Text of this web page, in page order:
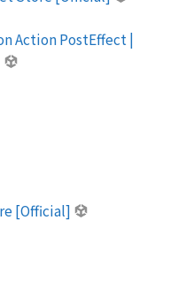
Action PostEffect |
[Official]